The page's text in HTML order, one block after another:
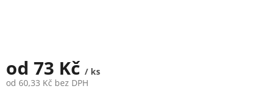
od 73 Kč / ks
od 60,33 Kč bez DPH